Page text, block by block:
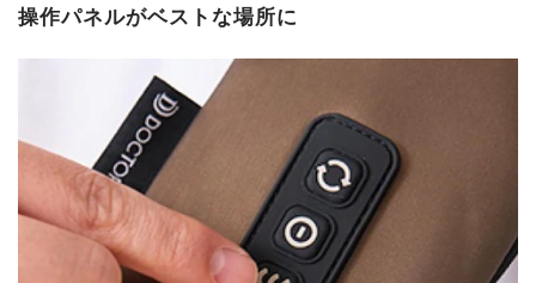
操作パネルがベストな場所に